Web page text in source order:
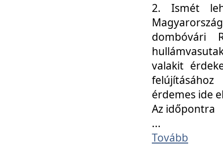
2. Ismét
dombóvári
valakit
érdemes ide
Az időpontra
...
Tovább